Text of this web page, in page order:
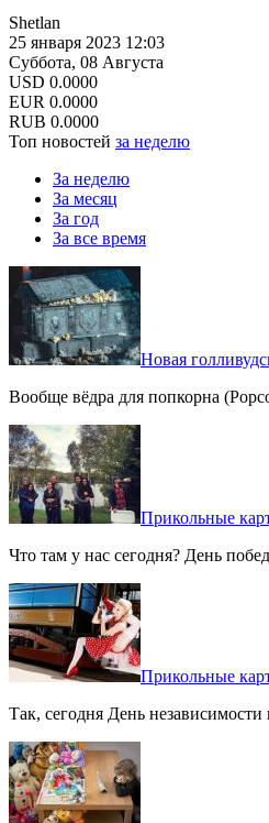
Shetlan
25 января 2023 12:03
Суббота, 08 Августа
USD 0.0000
EUR 0.0000
RUB 0.0000
Топ новостей за неделю
За неделю
За месяц
За год
За все время
Новая
Вообще вёдра для попкорна
Прикольные
Что там у нас сегодня? День
Прикольные
Так, сегодня День